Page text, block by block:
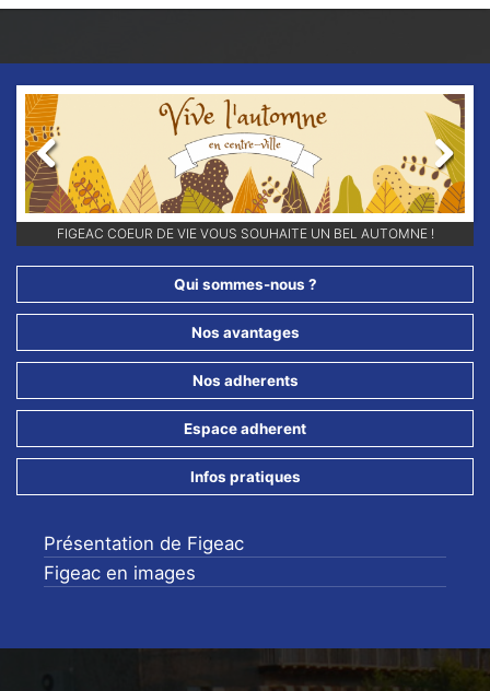
FIGEAC COEUR DE VIE VOUS SOUHAITE UN BEL AUTOMNE !
RETROUVEZ-NOUS SUR NOS RÉSEAUX SOCIAUX ET ABONNEZ-VOUS
POUR NE RIEN LOUPER DE NOS ANIMATIONS !!
Previous Next
Qui sommes-nous ?
Nos avantages
Nos adherents
Espace adherent
Infos pratiques
Présentation de Figeac
Figeac en images